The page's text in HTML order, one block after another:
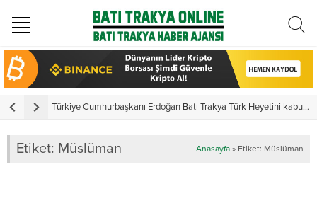
Türkiye Cumhurbaşkanı Erdoğan Batı Trakya Türk Heyetini kabul etti
Anasayfa » Etiket: Müslüman
Etiket: Müslüman